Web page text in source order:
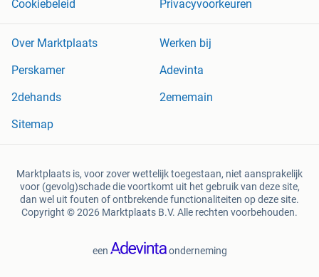
Cookiebeleid
Privacyvoorkeuren
Over Marktplaats
Werken bij
Perskamer
Adevinta
2dehands
2ememain
Sitemap
Marktplaats is, voor zover wettelijk toegestaan, niet aansprakelijk
voor (gevolg)schade die voortkomt uit het gebruik van deze site,
dan wel uit fouten of ontbrekende functionaliteiten op deze site.
Copyright © 2026 Marktplaats B.V. Alle rechten voorbehouden.
een onderneming